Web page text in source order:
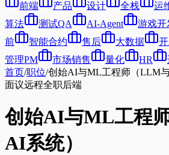
前端
产品 设计 全栈 运
算法
测试QA AI-Agent 游戏开
前
智能合约 售后 大数据
管理PM
市场销售 量化 HR
首页/职位/创始AI与ML工程师（LLM与
面议远程全职后端
创始AI与ML工程
AI系统）